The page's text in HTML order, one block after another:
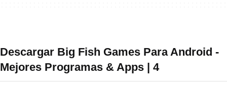
Descargar Big Fish Games Para Android -
Mejores Programas & Apps | 4